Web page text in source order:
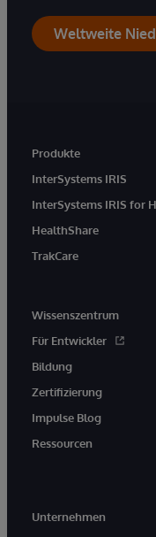
Weltweite
Produkte
InterSystems IRIS
InterSystems IRIS for
HealthShare
TrakCare
Wissenszentrum
Für Entwickler
Bildung
Zertifizierung
Impulse Blog
Ressourcen
Unternehmen